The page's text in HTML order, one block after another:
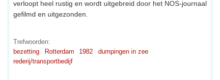
verloopt heel rustig en wordt uitgebreid door het NOS-journaal
gefilmd en uitgezonden.
Trefwoorden:
bezetting
Rotterdam 1982
dumpingen in zee
rederij/transportbedijf